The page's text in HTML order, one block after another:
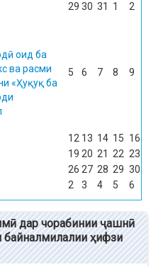
29 30 31 1 2
оид ба
ва расми
«Ҳуқуқ ба
5 6 7 8 9
12 13 14 15 16
19 20 21 22 23
26 27 28 29 30
2 3 4 5 6
дар чорабинии ҷашнӣ
ҳифзи